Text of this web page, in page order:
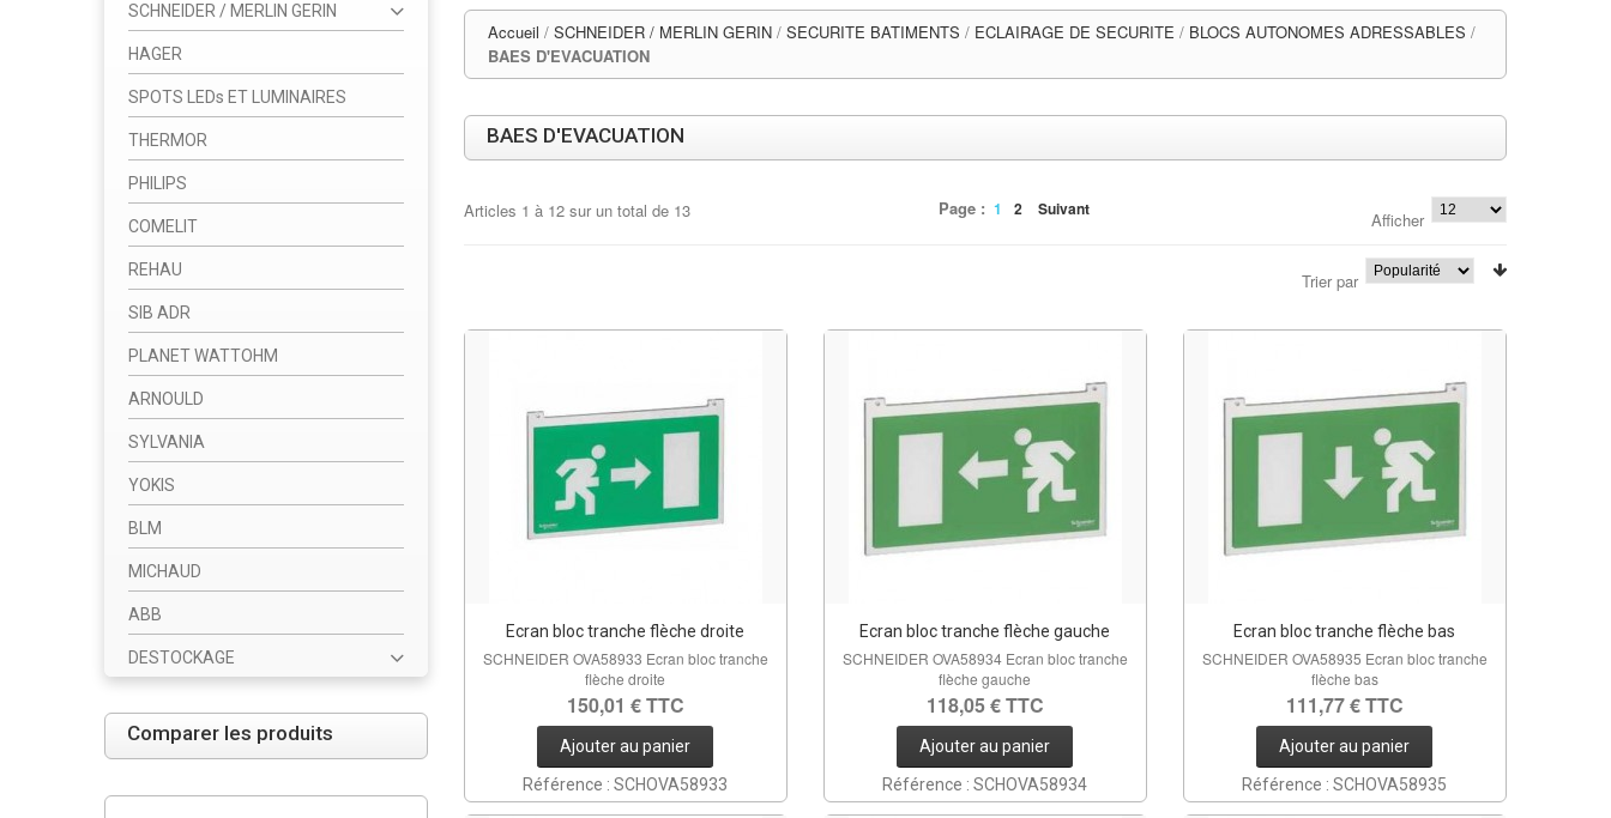
Accueil / SCHNEIDER / MERLIN GERIN / SECURITE BATIMENTS / ECLAIRAGE DE SECURITE / BLOCS AUTONOMES ADRESSABLES /
BAES D'EVACUATION
BAES D'EVACUATION
Articles 1 à 12 sur un total de 13 Afficher
Page : 1 2 Suivant
Trier par
Ecran bloc tranche flèche droite
SCHNEIDER OVA58933 Ecran bloc tranche
flèche droite
150,01 € TTC
Ajouter au panier
Référence : SCHOVA58933
Ecran bloc tranche flèche gauche
SCHNEIDER OVA58934 Ecran bloc tranche
flèche gauche
118,05 € TTC
Ajouter au panier
Référence : SCHOVA58934
Ecran bloc tranche flèche bas
SCHNEIDER OVA58935 Ecran bloc tranche
flèche bas
111,77 € TTC
Ajouter au panier
Référence : SCHOVA58935
SCHNEIDER / MERLIN GERIN
HAGER
SPOTS LEDs ET LUMINAIRES
THERMOR
PHILIPS
COMELIT
REHAU
SIB ADR
PLANET WATTOHM
ARNOULD
SYLVANIA
YOKIS
BLM
MICHAUD
ABB
DESTOCKAGE
Comparer les produits